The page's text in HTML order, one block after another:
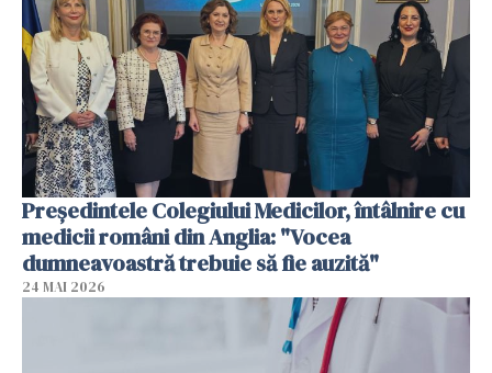
Președintele Colegiului Medicilor, întâlnire cu
medicii români din Anglia: "Vocea
dumneavoastră trebuie să fie auzită"
24 MAI 2026